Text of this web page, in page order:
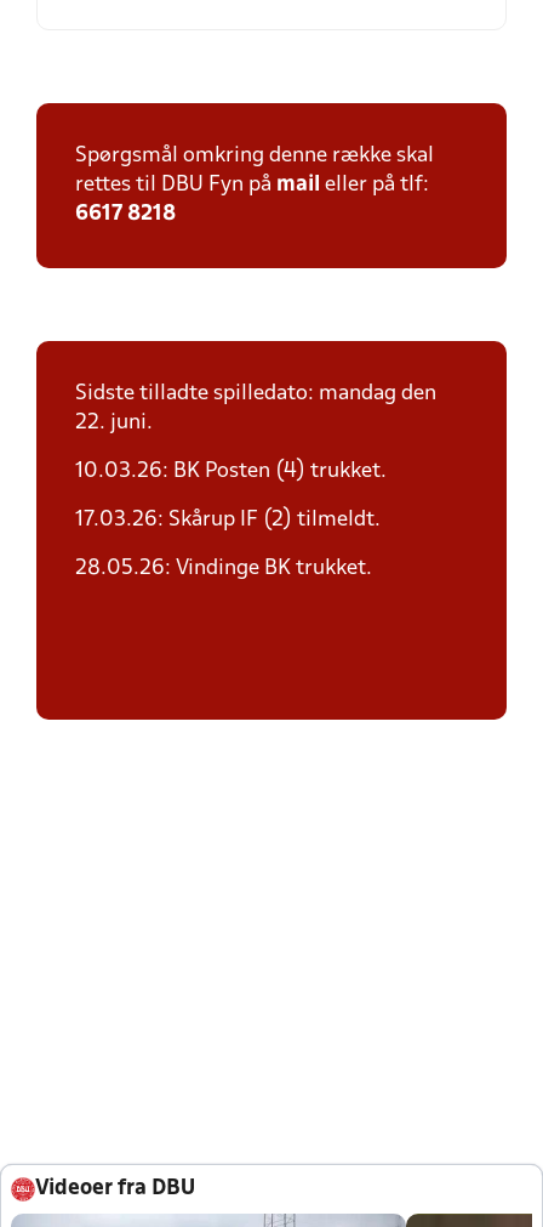
Spørgsmål omkring denne række skal
rettes til DBU Fyn på mail eller på tlf:
6617 8218
Sidste tilladte spilledato: mandag den
22. juni.
10.03.26: BK Posten (4) trukket.
17.03.26: Skårup IF (2) tilmeldt.
28.05.26: Vindinge BK trukket.
Videoer fra DBU